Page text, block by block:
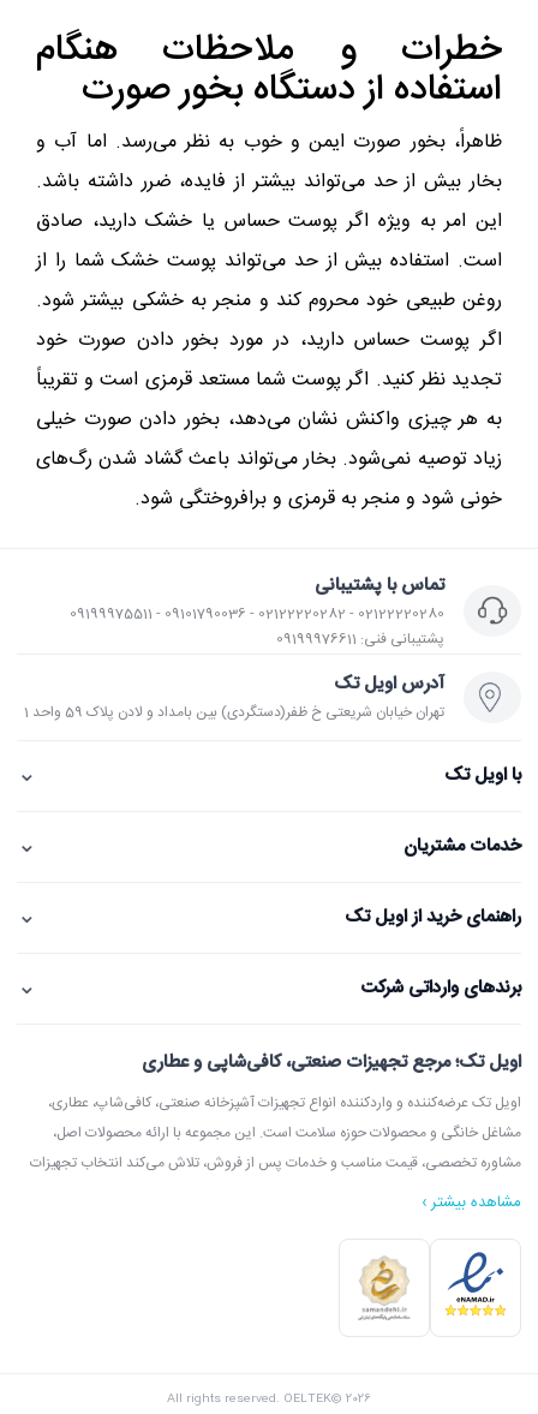
خطرات و ملاحظات هنگام
استفاده از دستگاه بخور صورت
ظاهراً، بخور صورت ایمن و خوب به نظر می‌رسد. اما آب و
بخار بیش از حد می‌تواند بیشتر از فایده، ضرر داشته باشد.
این امر به ویژه اگر پوست حساس یا خشک دارید، صادق
است. استفاده بیش از حد می‌تواند پوست خشک شما را از
روغن طبیعی خود محروم کند و منجر به خشکی بیشتر شود.
اگر پوست حساس دارید، در مورد بخور دادن صورت خود
تجدید نظر کنید. اگر پوست شما مستعد قرمزی است و تقریباً
به هر چیزی واکنش نشان می‌دهد، بخور دادن صورت خیلی
زیاد توصیه نمی‌شود. بخار می‌تواند باعث گشاد شدن رگ‌های
خونی شود و منجر به قرمزی و برافروختگی شود.
تماس با پشتیبانی
02122220280 - 02122220282 - 09101790036 - 09199975511
پشتیبانی فنی: 09199976611
آدرس اویل تک
تهران خیابان شریعتی خ ظفر(دستگردی) بین بامداد و لادن پلاک 59 واحد 1
با اویل تک ⌄
خدمات مشتریان ⌄
راهنمای خرید از اویل تک ⌄
برندهای وارداتی شرکت ⌄
اویل تک؛ مرجع تجهیزات صنعتی، کافی‌شاپی و عطاری
اویل تک عرضه‌کننده و واردکننده انواع تجهیزات آشپزخانه صنعتی، کافی‌شاپ، عطاری،
مشاغل خانگی و محصولات حوزه سلامت است. این مجموعه با ارائه محصولات اصل،
مشاوره تخصصی، قیمت مناسب و خدمات پس از فروش، تلاش می‌کند انتخاب تجهیزات
در اویل تک می‌توانید انواع دستگاه آسیاب عطاری، آسیاب قهوه، دستگاه روغن‌گیری،
ارده‌گیری و کره‌گیری، دستگاه بخور، بویلر آب جوش، اسپرسوساز، گریل، سرخ‌کن، خمیرگیر،
پشتیبانی واقعی، گزینه‌ای مطمئن برای خرید تجهیزات صنعتی و فروشگاهی محسوب
مشاهده بیشتر ›
All rights reserved. OELTEK© 2026